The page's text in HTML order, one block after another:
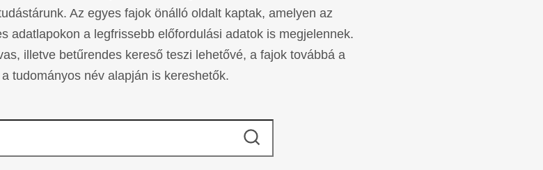
Az egyes fajok önálló oldalt kaptak, amelyen az
adatlapokon a legfrissebb előfordulási adatok is megjelennek.
illetve betűrendes kereső teszi lehetővé, a fajok továbbá a
tudományos név alapján is kereshetők.